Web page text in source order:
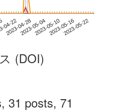
04-22
2023-04-282023-05-042023-05-102023-05-162023-05-22
(DOI)
31 posts, 71